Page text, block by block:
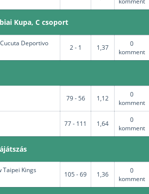
Kupa, C csoport
Deportivo
2 - 1 1,37
0
komment
79 - 56 1,12
0
komment
77 - 111 1,64
0
komment
Taipei Kings
105 - 69 1,36
0
komment